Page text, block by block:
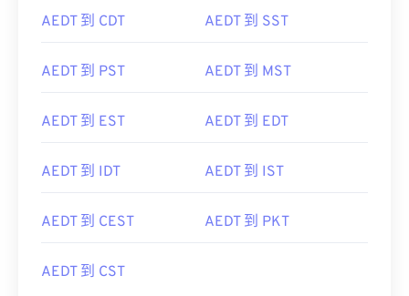
AEDT 到 CDT AEDT 到 SST
AEDT 到 PST AEDT 到 MST
AEDT 到 EST AEDT 到 EDT
AEDT 到 IDT AEDT 到 IST
AEDT 到 CEST AEDT 到 PKT
AEDT 到 CST